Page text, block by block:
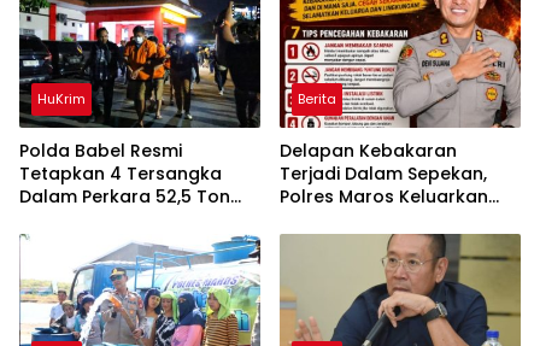
HuKrim
Polda Babel Resmi
Tetapkan 4 Tersangka
Dalam Perkara 52,5 Ton
Belitung
Berita
Delapan Kebakaran
Terjadi Dalam Sepekan,
Polres Maros Keluarkan
Masyarakat